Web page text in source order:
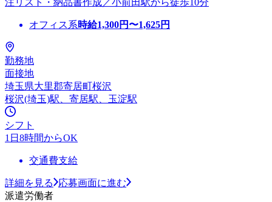
オフィス系時給1,300円〜1,625円
勤務地
面接地
埼玉県大里郡寄居町桜沢
桜沢(埼玉)駅、寄居駅、玉淀駅
シフト
1日8時間からOK
交通費支給
詳細を見る
応募画面に進む
派遣労働者